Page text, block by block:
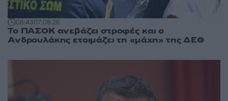
08:4307.08.26
Το ΠΑΣΟΚ ανεβάζει στροφές και ο
Ανδρουλάκης ετοιμάζει τη «μάχη» της ΔΕΘ